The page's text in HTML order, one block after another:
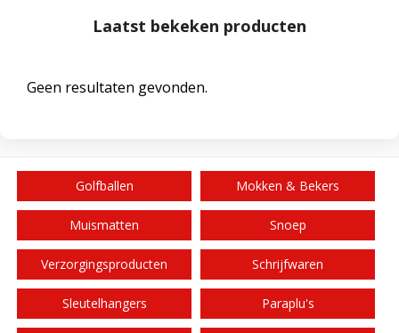
Laatst bekeken producten
Geen resultaten gevonden.
Golfballen Mokken & Bekers
Muismatten Snoep
Verzorgingsproducten Schrijfwaren
Sleutelhangers Paraplu's